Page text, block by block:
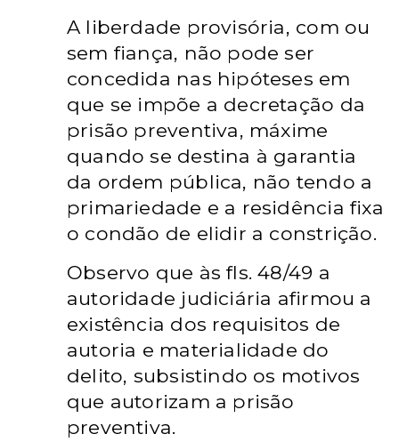
A liberdade provisória, com ou
sem fiança, não pode ser
concedida nas hipóteses em
que se impõe a decretação da
prisão preventiva, máxime
quando se destina à garantia
da ordem pública, não tendo a
primariedade e a residência fixa
o condão de elidir a constrição.
Observo que às fls. 48/49 a
autoridade judiciária afirmou a
existência dos requisitos de
autoria e materialidade do
delito, subsistindo os motivos
que autorizam a prisão
preventiva.